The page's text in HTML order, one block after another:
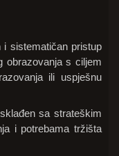
i sistematičan pristup
obrazovanja s ciljem
ili uspješnu
sa strateškim
i potrebama tržišta